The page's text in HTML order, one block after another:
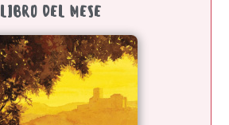
LIBRO DEL MESE